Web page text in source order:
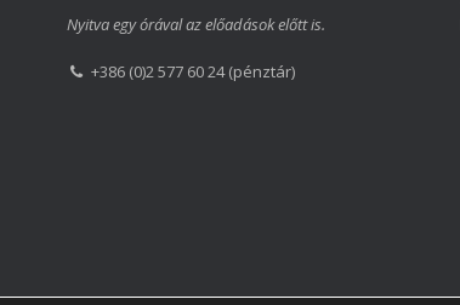
Nyitva egy órával az előadások előtt is.
+386 (0)2 577 60 24 (pénztár)